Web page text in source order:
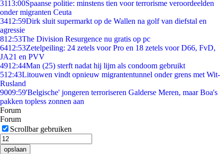
3113:00Spaanse politie: minstens tien voor terrorisme veroordeelden
onder migranten Ceuta
3412:59Dirk sluit supermarkt op de Wallen na golf van diefstal en
agressie
812:53The Division Resurgence nu gratis op pc
6412:53Zetelpeiling: 24 zetels voor Pro en 18 zetels voor D66, FvD,
JA21 en PVV
4912:44Man (25) sterft nadat hij lijm als condoom gebruikt
512:43Litouwen vindt opnieuw migrantentunnel onder grens met Wit-
Rusland
9009:59'Belgische' jongeren terroriseren Galderse Meren, maar Boa's
pakken topless zonnen aan
Forum
Forum
Scrollbar gebruiken
opslaan